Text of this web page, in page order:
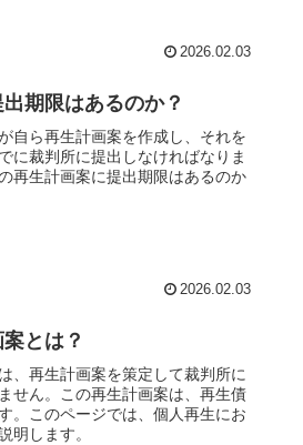
2026.02.03
期限はあるのか？
自ら再生計画案を作成し、それを
に裁判所に提出しなければなりま
再生計画案に提出期限はあるのか
2026.02.03
とは？
、再生計画案を策定して裁判所に
せん。この再生計画案は、再生債
。このページでは、個人再生にお
明します。